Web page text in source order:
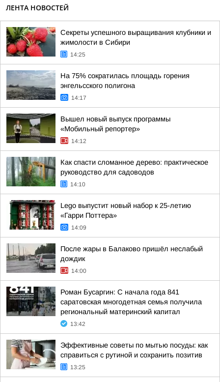
ЛЕНТА НОВОСТЕЙ
Секреты успешного выращивания клубники и
жимолости в Сибири
14:25
На 75% сократилась площадь горения
энгельсского полигона
14:17
Вышел новый выпуск программы
«Мобильный репортер»
14:12
Как спасти сломанное дерево: практическое
руководство для садоводов
14:10
Lego выпустит новый набор к 25-летию
«Гарри Поттера»
14:09
После жары в Балаково пришёл неслабый
дождик
14:00
Роман Бусаргин: С начала года 841
саратовская многодетная семья получила
региональный материнский капитал
13:42
Эффективные советы по мытью посуды: как
справиться с рутиной и сохранить позитив
13:25